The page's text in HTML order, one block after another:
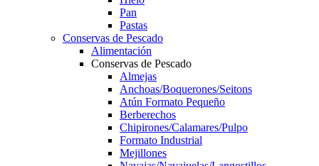
Pan
Pastas
Conservas de Pescado
Alimentación
Conservas de Pescado
Almejas
Anchoas/Boquerones/Seitons
Atún Formato Pequeño
Berberechos
Chipirones/Calamares/Pulpo
Formato Industrial
Mejillones